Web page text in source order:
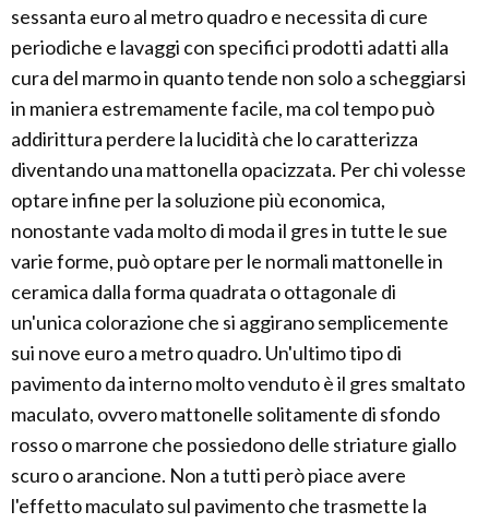
sessanta euro al metro quadro e necessita di cure
periodiche e lavaggi con specifici prodotti adatti alla
cura del marmo in quanto tende non solo a scheggiarsi
in maniera estremamente facile, ma col tempo può
addirittura perdere la lucidità che lo caratterizza
diventando una mattonella opacizzata. Per chi volesse
optare infine per la soluzione più economica,
nonostante vada molto di moda il gres in tutte le sue
varie forme, può optare per le normali mattonelle in
ceramica dalla forma quadrata o ottagonale di
un'unica colorazione che si aggirano semplicemente
sui nove euro a metro quadro. Un'ultimo tipo di
pavimento da interno molto venduto è il gres smaltato
maculato, ovvero mattonelle solitamente di sfondo
rosso o marrone che possiedono delle striature giallo
scuro o arancione. Non a tutti però piace avere
l'effetto maculato sul pavimento che trasmette la